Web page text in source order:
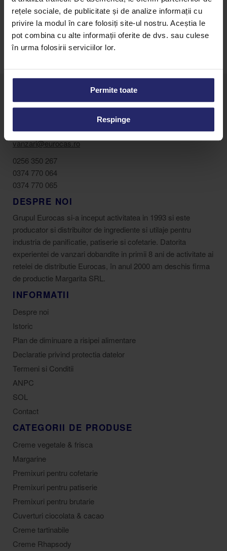
rețele sociale, de publicitate și de analize informații cu
privire la modul în care folosiți site-ul nostru. Aceștia le
pot combina cu alte informații oferite de dvs. sau culese
în urma folosirii serviciilor lor.
Permite toate
Respinge
Strada Buziașului 36J, Lugoj 305500
vanzari@eurocas.ro
0256 350 267
0374 770 064
0374 770 065
DESPRE NOI
Grupul Eurocas si-a inceput activitatea in 1993 si este
producator si distribuitor de ingrediente si utilaje pentru
industria de panificatie, patiserie si cofetarie. Datorita
experientei de vanzari dobandite in primii 8 ani de activitate ai
retelei de distributie Eurocas, în anul 2000 am deschis firma
de productie Margarita SRL.
INFORMATII
Despre noi
Istoric
Plan de diminuare a risipei alimentare
Declaratie privind protectia datelor
Termeni si Conditii
ANPC
SOL
Contact
CATEGORII DE PRODUSE
Creme vegetale & frisca
Margarine
Premixuri pentru cofetarie
Premixuri pentru patiserie
Premixuri pentru brutarie
Cuverturi ciocolata & cacao
Creme tartinabile
Creme Rhapsody